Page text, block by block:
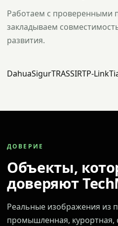
Работаем с проверенными
закладываем
развития.
DahuaSigurTRASSIRTP-Link
ДОВЕРИЕ
Объекты,
доверяют
Реальные изображения из
промышленная, курортная,